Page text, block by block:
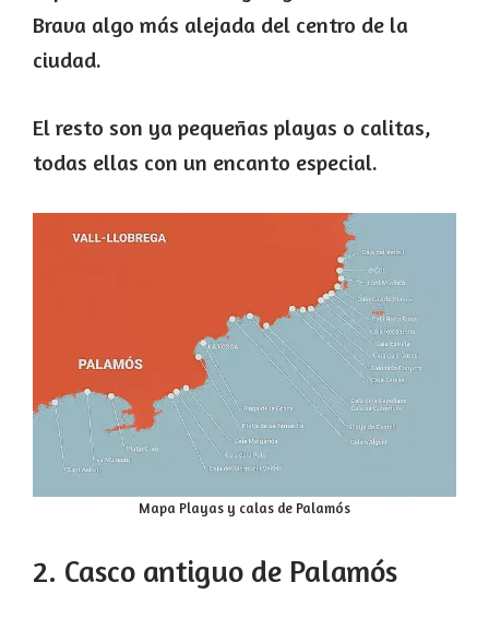
Brava algo más alejada del centro de la
ciudad.
El resto son ya pequeñas playas o calitas,
todas ellas con un encanto especial.
Mapa Playas y calas de Palamós
2. Casco antiguo de Palamós